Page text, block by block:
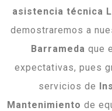
asistencia técnica
demostraremos a
Barrameda que
expectativas, pues
servicios de
Mantenimiento de